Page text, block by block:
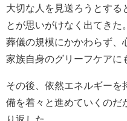
大切な人を見送ろうとする
とが思いがけなく出てきた。
葬儀の規模にかかわらず、
家族自身のグリーフケアに
その後、依然エネルギー
備を着々と進めていくのだ